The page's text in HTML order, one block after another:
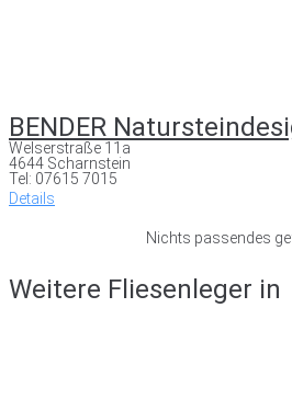
BENDER
Welserstraße 11a
4644 Scharnstein
Tel: 07615 7015
Details
Nichts passendes
Weitere Fliesenleger in